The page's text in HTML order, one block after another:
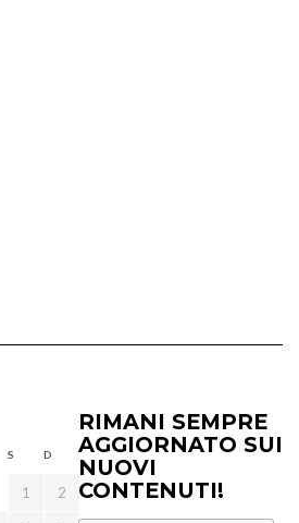
S D
1 2
RIMANI SEMPRE
AGGIORNATO SUI
NUOVI
CONTENUTI!